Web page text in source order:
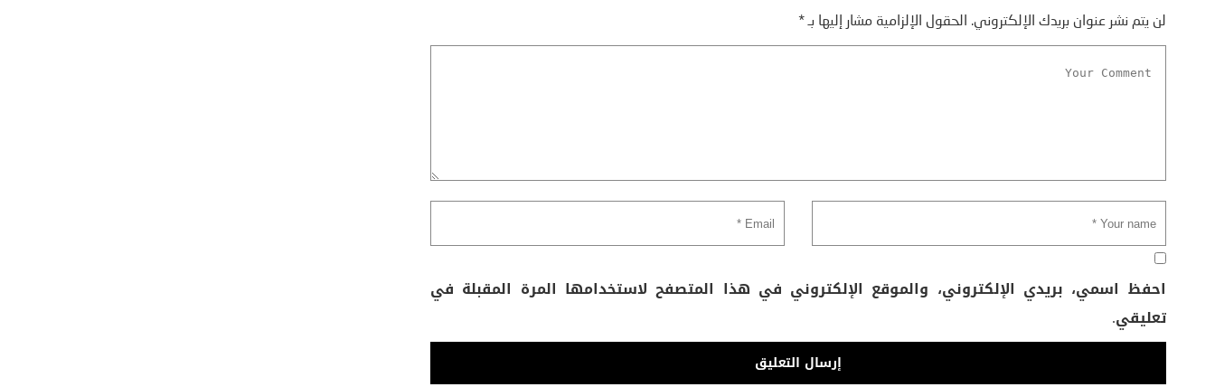
لن يتم نشر عنوان بريدك الإلكتروني. الحقول الإلزامية مشار إليها بـ*
احفظ اسمي، بريدي الإلكتروني، والموقع الإلكتروني في هذا المتصفح لاستخدامها المرة المقبلة في
تعليقي.